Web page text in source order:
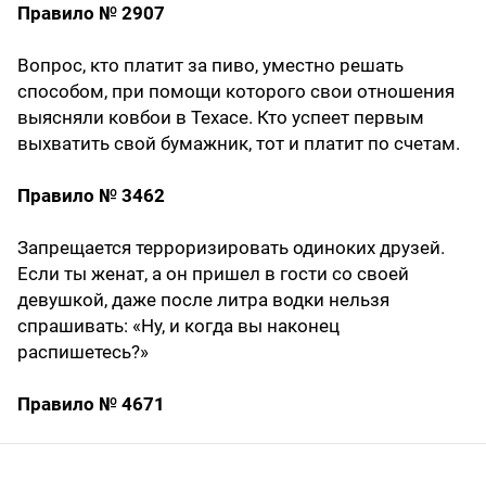
Правило № 2907
Вопрос, кто платит за пиво, уместно решать
способом, при помощи которого свои отношения
выясняли ковбои в Техасе. Кто успеет первым
выхватить свой бумажник, тот и платит по счетам.
Правило № 3462
Запрещается терроризировать одиноких друзей.
Если ты женат, а он пришел в гости со своей
девушкой, даже после литра водки нельзя
спрашивать: «Ну, и когда вы наконец
распишетесь?»
Правило № 4671